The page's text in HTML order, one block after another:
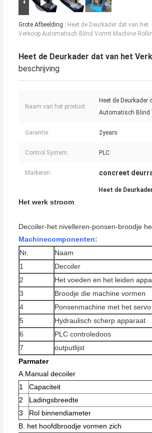
Grote Afbeelding : Heet de Deurkader dat van het
Verkoop Automatisch Blind Vormt Machine
Heet de Deurkader dat van het
beschrijving
Naam van het product:
Heet de Deurkader
Automatisch Blind
Garantie: 2years
Control System: PLC
Markeren: concreet
Heet de
Het werk stroom
Decoiler-het nivelleren-ponsen-broodje
Machinecomponenten:
Nr.
Naam
1
Decoiler
2
Het voeden en het leiden
3
Broodje die machine vormen
4
Ponsenmachine met het
5
Hydraulisch scherp apparaat
6
PLC controledoos
7
outputlijst
Parmater
A.Manual decoiler
1
Capaciteit
2
Ladingsbreedte
3
Rol binnendiameter
B. het hoofdbroodje vormen zich